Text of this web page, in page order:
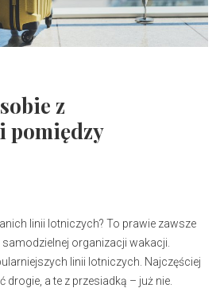
z
pomiędzy
linii lotniczych? To prawie zawsze
organizacji wakacji.
linii lotniczych. Najczęściej
drogie, a te z przesiadką – już nie.